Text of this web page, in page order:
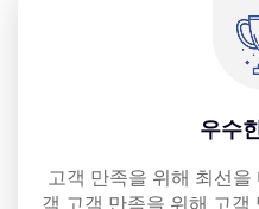
우수
고객 만족을 위해 최선
객 고객 만족을 위해 고객